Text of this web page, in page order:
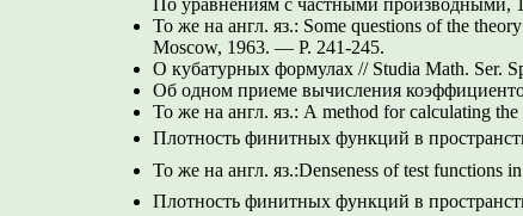
По уравнениям с частными производными,
То же на англ. яз.: Some questions of the
Moscow, 1963. — P. 241-245.
О кубатурных формулах // Studia Math.
Об одном приеме вычисления
То же на англ. яз.: A method for calculating
Плотность финитных функций в
То же на англ. яз.:Denseness of test functions
Плотность финитных функций в